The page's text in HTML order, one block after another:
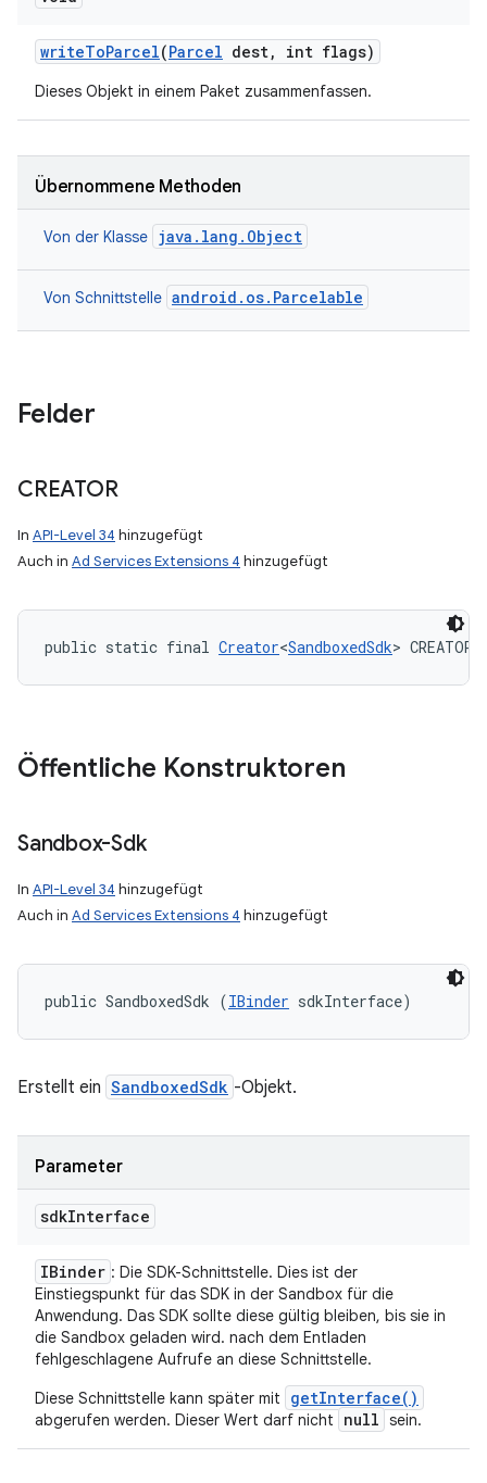
writeToParcel(Parcel dest, int flags)
Dieses Objekt in einem Paket zusammenfassen.
Übernommene Methoden
Von der Klasse java.lang.Object
Von Schnittstelle android.os.Parcelable
Felder
CREATOR
In API-Level 34 hinzugefügt
Auch in Ad Services Extensions 4 hinzugefügt
public static final Creator<SandboxedSdk> CREATOR
Öffentliche Konstruktoren
Sandbox-Sdk
In API-Level 34 hinzugefügt
Auch in Ad Services Extensions 4 hinzugefügt
public SandboxedSdk (IBinder sdkInterface)
Erstellt ein SandboxedSdk -Objekt.
Parameter
sdkInterface
IBinder : Die SDK-Schnittstelle. Dies ist der
Einstiegspunkt für das SDK in der Sandbox für die
Anwendung. Das SDK sollte diese gültig bleiben, bis sie in
die Sandbox geladen wird. nach dem Entladen
fehlgeschlagene Aufrufe an diese Schnittstelle.
Diese Schnittstelle kann später mit
getInterface()
abgerufen werden. Dieser Wert darf nicht null sein.